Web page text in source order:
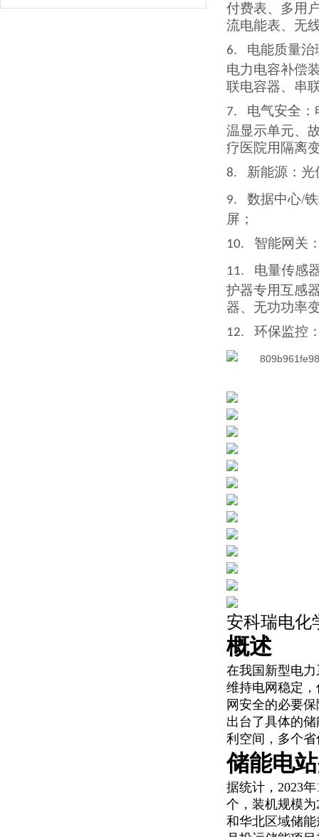
付费表、多用
流电能表、无
6.
电能质量
电力电容补偿
联电容器、串
7.
电气安全
温显示单元、
疗医院用隔离
8. 新能源：
9.
数据中心/
屏；
10. 智能网关
11.
电量传感
护器专用互感
器、无功功率
12. 环保监控
安科瑞电化
概述
在我国新型电
维持电网稳定
网安全的必要
出台了具体的
利空间，多个
储能电
据统计，2023
个，装机规模为
和华北区域储能